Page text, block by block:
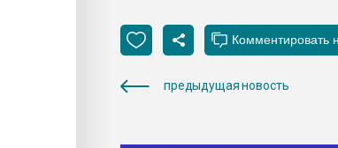
предыдущая новость